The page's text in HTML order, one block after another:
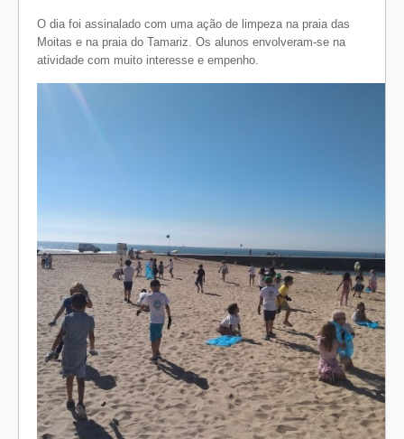
O dia foi assinalado com uma ação de limpeza na praia das
Moitas e na praia do Tamariz. Os alunos envolveram-se na
atividade com muito interesse e empenho.